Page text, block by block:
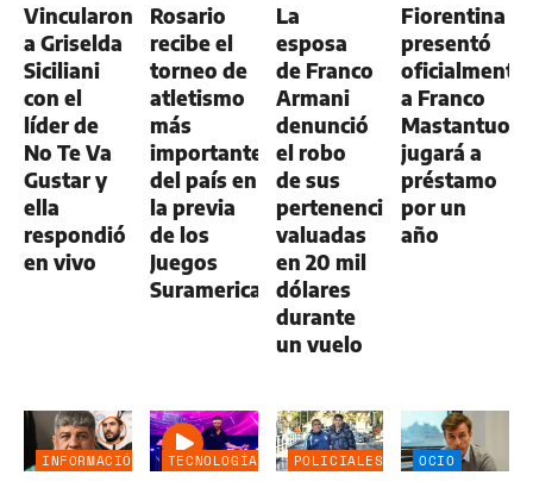
Vincularon
a Griselda
Siciliani
con el
líder de
No Te Va
Gustar y
ella
respondió
en vivo
Rosario
recibe el
torneo de
atletismo
más
importante
del país en
la previa
de los
Juegos
Suramericanos
La
esposa
de Franco
Armani
denunció
el robo
de sus
pertenencias
valuadas
en 20 mil
dólares
durante
un vuelo
Fiorentina
presentó
oficialmente
a Franco
jugará a
préstamo
por un
año
INFORMACIÓN
TECNOLOGÍA POLICIALES OCIO